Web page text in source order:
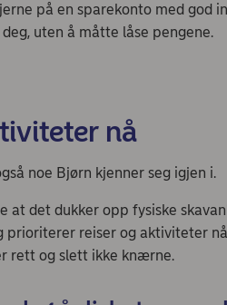
på en sparekonto med god
uten å måtte låse pengene.
nå
noe Bjørn kjenner seg igjen i.
at det dukker opp fysiske
prioriterer reiser og aktiviteter
rett og slett ikke knærne.